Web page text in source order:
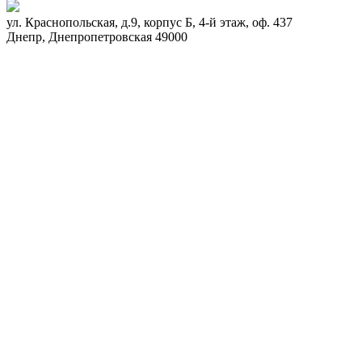
ул. Краснопольская, д.9, корпус Б, 4-й этаж, оф. 437
Днепр, Днепропетровская 49000